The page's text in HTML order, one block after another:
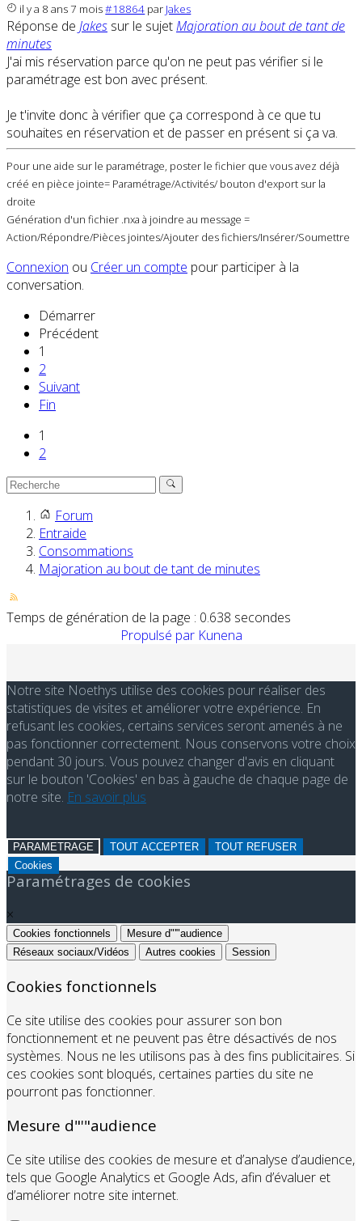
il y a 8 ans 7 mois#18864 par Jakes
Réponse de Jakes sur le sujetMajoration au bout de tant de
minutes
J'ai mis réservation parce qu'on ne peut pas vérifier si le
paramétrage est bon avec présent.
Je t'invite donc à vérifier que ça correspond à ce que tu
souhaites en réservation et de passer en présent si ça va.
Pour une aide sur le paramétrage, poster le fichier que vous avez déjà
créé en pièce jointe= Paramétrage/Activités/ bouton d'export sur la
droite
Génération d'un fichier .nxa à joindre au message =
Action/Répondre/Pièces jointes/Ajouter des fichiers/Insérer/Soumettre
Connexion ou Créer un compte pour participer à la
conversation.
Démarrer
Précédent
1
2
Suivant
Fin
1
2
Forum
Entraide
Consommations
Majoration au bout de tant de minutes
Temps de génération de la page : 0.638 secondes
Propulsé par Kunena
Notre site Noethys utilise des cookies pour réaliser des
statistiques de visites et améliorer votre expérience. En
refusant les cookies, certains services seront amenés à ne
pas fonctionner correctement. Nous conservons votre choix
pendant 30 jours. Vous pouvez changer d'avis en cliquant
sur le bouton 'Cookies' en bas à gauche de chaque page de
notre site. En savoir plus
PARAMETRAGE TOUT ACCEPTER
TOUT REFUSER
Cookies
Paramétrages de cookies
×
Cookies fonctionnels
Mesure d"'"audience
Réseaux sociaux/Vidéos
Autres cookies Session
Cookies fonctionnels
Ce site utilise des cookies pour assurer son bon
fonctionnement et ne peuvent pas être désactivés de nos
systèmes. Nous ne les utilisons pas à des fins publicitaires. Si
ces cookies sont bloqués, certaines parties du site ne
pourront pas fonctionner.
Mesure d"'"audience
Ce site utilise des cookies de mesure et d’analyse d’audience,
tels que Google Analytics et Google Ads, afin d’évaluer et
d’améliorer notre site internet.